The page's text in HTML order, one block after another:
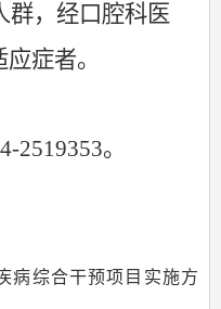
，经口腔科医
症者。
2519353。
病综合干预项目实施方